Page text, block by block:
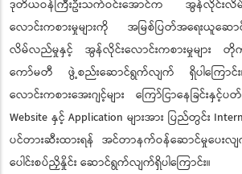
ဒုတိယဝန်ကြီးဦးသက်ဝင်းအောင်က အွန်လိုင်
လောင်းကစားမှုများကို အမြစ်ပြတ်အရေးယူဆ
လိမ်လည်မှုနှင့် အွန်လိုင်းလောင်းကစားမှုများ တိုက်
ကော်မတီ ဖွဲ့စည်းဆောင်ရွက်လျက် ရှိပါကြောင်
လောင်းကစားအေးဂျင့်များ ကြော်ငြာနေခြင်းနှ
Website နှင့် Application များအား ပြည်တွင်း
ပင်တားဆီးထားရန် အင်တာနက်ဝန်ဆောင်မှုပေးလ
ပေါင်းစပ်ညှိနှိုင်း ဆောင်ရွက်လျက်ရှိပါကြောင်း။